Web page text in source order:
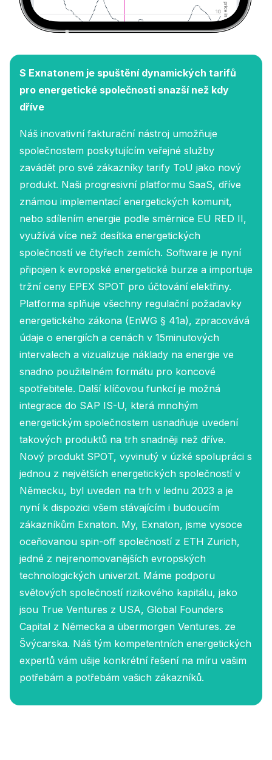
S Exnatonem je spuštění dynamických tarifů
pro energetické společnosti snazší než kdy
dříve
Náš inovativní fakturační nástroj umožňuje
společnostem poskytujícím veřejné služby
zavádět pro své zákazníky tarify ToU jako nový
produkt. Naši progresivní platformu SaaS, dříve
známou implementací energetických komunit,
nebo sdílením energie podle směrnice EU RED II,
využívá více než desítka energetických
společností ve čtyřech zemích. Software je nyní
připojen k evropské energetické burze a importuje
tržní ceny EPEX SPOT pro účtování elektřiny.
Platforma splňuje všechny regulační požadavky
energetického zákona (EnWG § 41a), zpracovává
údaje o energiích a cenách v 15minutových
intervalech a vizualizuje náklady na energie ve
snadno použitelném formátu pro koncové
spotřebitele. Další klíčovou funkcí je možná
integrace do SAP IS-U, která mnohým
energetickým společnostem usnadňuje uvedení
takových produktů na trh snadněji než dříve.
Nový produkt SPOT, vyvinutý v úzké spolupráci s
jednou z největších energetických společností v
Německu, byl uveden na trh v lednu 2023 a je
nyní k dispozici všem stávajícím i budoucím
zákazníkům Exnaton. My, Exnaton, jsme vysoce
oceňovanou spin-off společností z ETH Zurich,
jedné z nejrenomovanějších evropských
technologických univerzit. Máme podporu
světových společností rizikového kapitálu, jako
jsou True Ventures z USA, Global Founders
Capital z Německa a übermorgen Ventures. ze
Švýcarska. Náš tým kompetentních energetických
expertů vám ušije konkrétní řešení na míru vašim
potřebám a potřebám vašich zákazníků.